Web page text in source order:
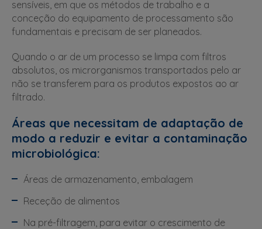
sensíveis, em que os métodos de trabalho e a
conceção do equipamento de processamento são
fundamentais e precisam de ser planeados.
Quando o ar de um processo se limpa com filtros
absolutos, os microrganismos transportados pelo ar
não se transferem para os produtos expostos ao ar
filtrado.
Áreas que necessitam de adaptação de
modo a reduzir e evitar a contaminação
microbiológica:
Áreas de armazenamento, embalagem
Receção de alimentos
Na pré-filtragem, para evitar o crescimento de